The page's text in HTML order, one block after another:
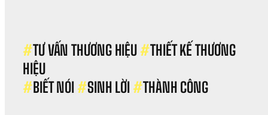
#TƯ VẤN THƯƠNG HIỆU #THIẾT KẾ THƯƠNG
HIỆU
#BIẾT NÓI #SINH LỜI #THÀNH CÔNG